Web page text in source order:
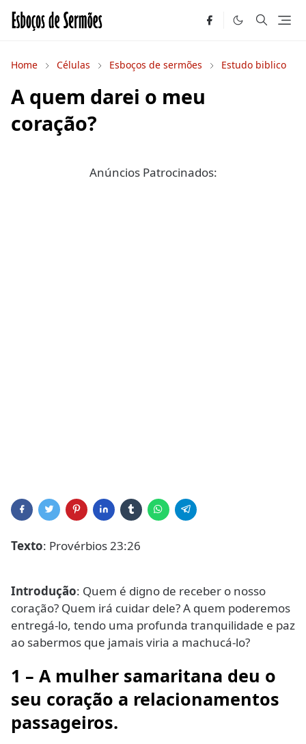
Home Células Esboços de sermões Estudo biblico
A quem darei o meu
coração?
Anúncios Patrocinados:
Texto: Provérbios 23:26
Introdução: Quem é digno de receber o nosso
coração? Quem irá cuidar dele? A quem poderemos
entregá-lo, tendo uma profunda tranquilidade e paz
ao sabermos que jamais viria a machucá-lo?
1 – A mulher samaritana deu o
seu coração a relacionamentos
passageiros.